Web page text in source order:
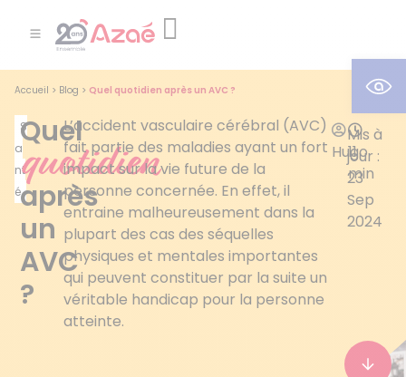
Accueil > Blog > Quel quotidien après un AVC ?
S
a
nt
é
Quel
quotidien
après
un
AVC
?
L’accident vasculaire cérébral (AVC)
fait partie des maladies ayant un fort
impact sur la vie future de la
personne concernée. En effet, il
entraine malheureusement dans la
plupart des cas des séquelles
physiques et mentales importantes
qui peuvent constituer par la suite un
véritable handicap pour la personne
atteinte.
Hugo
11
min
Mis à
jour :
23
Sep
2024